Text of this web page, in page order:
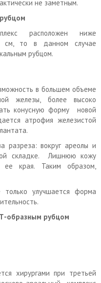
не заметным.
расположен ниже
см, то в данном случае
рубцом.
в большем объеме
железы, более высоко
конусную форму новой
атрофия железистой
разреза: вокруг ареолы и
складке. Лишнюю кожу
края. Таким образом,
улучшается форма
образным рубцом
хирургами при третьей